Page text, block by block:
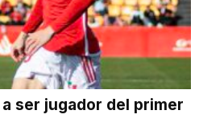
ser jugador del primer